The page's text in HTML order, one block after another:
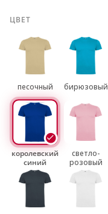
ЦВЕТ
песочный бирюзовый
королевский
синий
светло-
розовый